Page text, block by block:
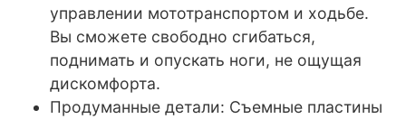
управлении мототранспортом и ходьбе.
Вы сможете свободно сгибаться,
поднимать и опускать ноги, не ощущая
дискомфорта.
Продуманные детали: Съемные пластины